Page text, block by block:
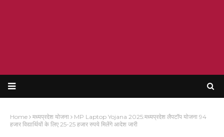
Home मध्यप्रदेश योजना
MP Laptop Yojana 2025:मध्यप्रदेश लैपटॉप योजना 94
हजार विद्यार्थियों के लिए 25-25 हजार रुपये मिलेंगे आदेश जारी